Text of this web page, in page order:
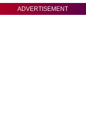
ADVERTISEMENT